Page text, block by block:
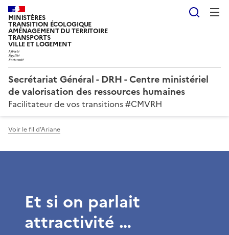
MINISTÈRES
TRANSITION ÉCOLOGIQUE
AMÉNAGEMENT DU TERRITOIRE
TRANSPORTS
VILLE ET LOGEMENT
Secrétariat Général - DRH - Centre ministériel
de valorisation des ressources humaines
Facilitateur de vos transitions #CMVRH
Voir le fil d'Ariane
Et si on parlait
attractivité …